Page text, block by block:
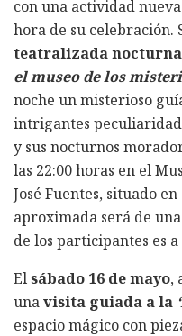
con una actividad
hora de su celebración.
teatralizada
el museo de los
noche un misterioso
intrigantes
y sus nocturnos
las 22:00 horas en el
José Fuentes, situado
aproximada será de
de los participantes es
Elsábado 16 de mayo,
unavisita guiada a la
espacio mágico con